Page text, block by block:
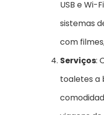
USB e Wi-
sistemas
com
Serviços:
toaletes a